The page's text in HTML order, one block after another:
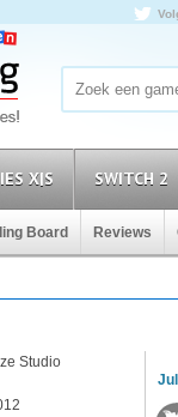
X|S SWITCH 2
Board Reviews
Studio